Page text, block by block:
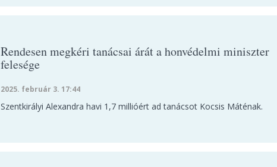
Rendesen megkéri tanácsai árát a honvédelmi miniszter
felesége
2025. február 3. 17:44
Szentkirályi Alexandra havi 1,7 millióért ad tanácsot Kocsis Máténak.